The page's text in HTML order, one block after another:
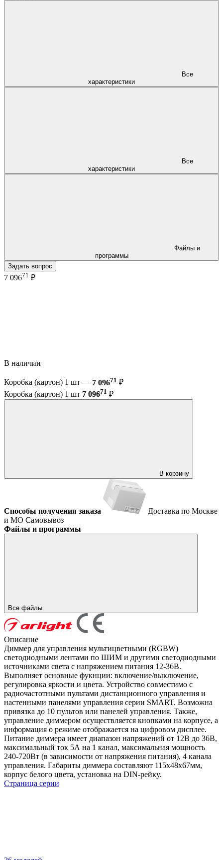
характеристики
характеристики
программы
Задать вопрос
7 09671 ₽
В наличии
Коробка (картон) 1 шт — 7 09671 ₽
Коробка (картон) 1 шт 7 09671 ₽
В корзину
Способы получения заказа
Доставка по Москве
и МО Самовывоз
Файлы и программы
Все файлы
Описание
Диммер для управления мультицветными (RGBW)
светодиодными лентами по ШИМ и другими светодиодными
источниками света с напряжением питания 12-36В.
Выполняет основные фукнции: включение/выключение,
регулировка яркости и цвета. Устройство совместимо с
радиочастотными пультами дистанционного управления и
настенными панелями управления серии SMART. Возможна
привязка до 10 пультов или панелей управления. Также,
управление диммером осуществляется кнопками на корпусе, а
информация о режиме отображается на цифровом дисплее.
Питание диммера имеет диапазон напряжений от 12В до 36В,
максимальный ток 5А на 1 канал, максимальная мощность
240-720Вт (в зависимости от напряжения питания), 4 канала
управления. Габариты диммера составляют 115х48х67мм,
корпус белого цвета, установка на DIN-рейку.
Страница серии